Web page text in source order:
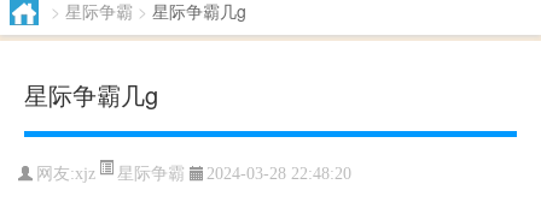
> 星际争霸 > 星际争霸几g
星际争霸几g
网友:xjz 星际争霸 2024-03-28 22:48:20